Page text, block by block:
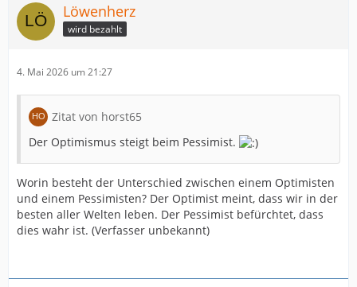
Löwenherz
wird bezahlt
4. Mai 2026 um 21:27
Zitat von horst65
Der Optimismus steigt beim Pessimist.
Worin besteht der Unterschied zwischen einem Optimisten
und einem Pessimisten? Der Optimist meint, dass wir in der
besten aller Welten leben. Der Pessimist befürchtet, dass
dies wahr ist. (Verfasser unbekannt)